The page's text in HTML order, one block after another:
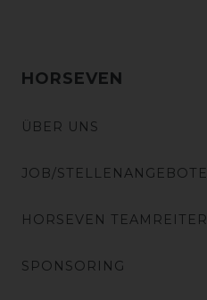
HORSEVEN
ÜBER UNS
JOB/STELLENANGEBOTE
HORSEVEN TEAMREITER
SPONSORING